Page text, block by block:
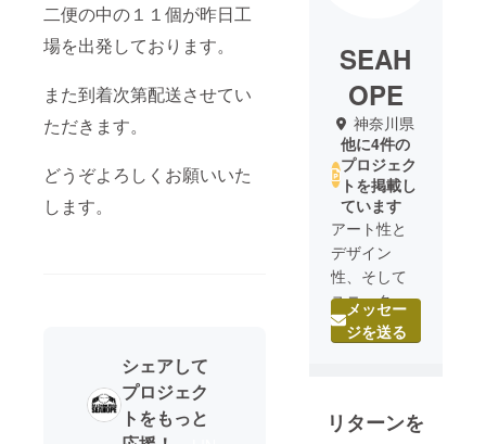
二便の中の１１個が昨日工
場を出発しております。
また到着次第配送させてい
ただきます。
どうぞよろしくお願いいた
します。
シェアして
プロジェク
トをもっと
SEAH
OPE
神奈川県
他に4件の
プロジェク
トを掲載し
ています
アート性と
デザイン
性、そして
ユニーク
さ、斬新さ
にこだわっ
設計・取扱
メッセー
ジを送る
リターンを